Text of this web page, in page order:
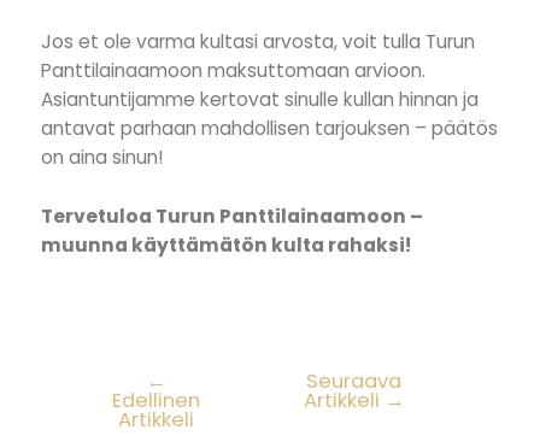
Jos et ole varma kultasi arvosta, voit tulla Turun
Panttilainaamoon maksuttomaan arvioon.
Asiantuntijamme kertovat sinulle kullan hinnan ja
antavat parhaan mahdollisen tarjouksen – päätös
on aina sinun!
Tervetuloa Turun Panttilainaamoon –
muunna käyttämätön kulta rahaksi!
←
Edellinen
Artikkeli
Seuraava
Artikkeli →